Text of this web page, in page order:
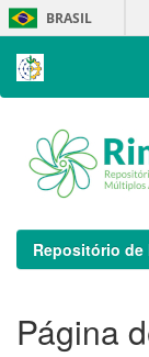
Skip
navigation
BRASIL
Repositório de
Página